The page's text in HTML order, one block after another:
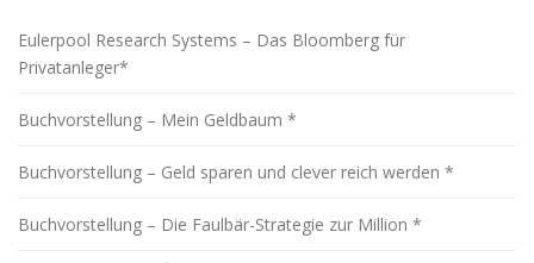
Eulerpool Research Systems – Das Bloomberg für
Privatanleger*
Buchvorstellung – Mein Geldbaum *
Buchvorstellung – Geld sparen und clever reich werden *
Buchvorstellung – Die Faulbär-Strategie zur Million *